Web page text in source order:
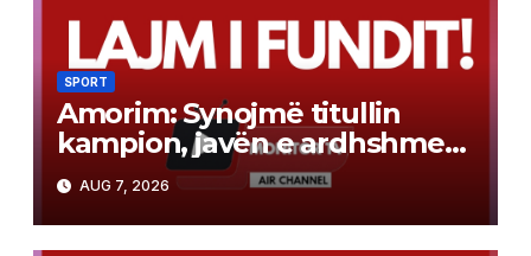
SPORT
Amorim: Synojmë titullin
kampion, javën e ardhshme
do të marr vendime të
rëndësishme
AUG 7, 2026